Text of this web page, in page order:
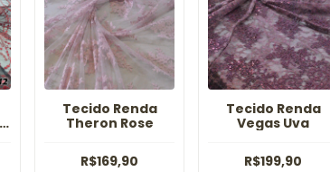
Tecido Renda
Theron Rose
R$169,90
Tecido Renda
Vegas Uva
R$199,90